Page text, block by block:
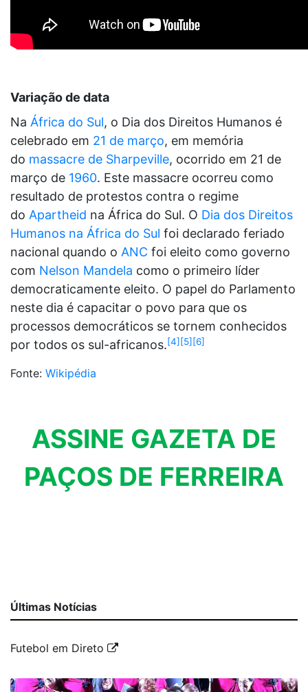
Variação de data
Na África do Sul, o Dia dos Direitos Humanos é
celebrado em 21 de março, em memória
do massacre de Sharpeville, ocorrido em 21 de
março de 1960. Este massacre ocorreu como
resultado de protestos contra o regime
do Apartheid na África do Sul. O Dia dos Direitos
Humanos na África do Sul foi declarado feriado
nacional quando o ANC foi eleito como governo
com Nelson Mandela como o primeiro líder
democraticamente eleito. O papel do Parlamento
neste dia é capacitar o povo para que os
processos democráticos se tornem conhecidos
por todos os sul-africanos.[4] [5] [6]
Fonte: Wikipédia
ASSINE GAZETA DE
PAÇOS DE FERREIRA
Últimas Notícias
Futebol em Direto